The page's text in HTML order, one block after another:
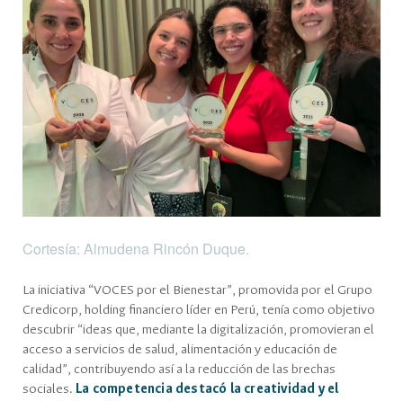
Cortesía: Almudena Rincón Duque.
La iniciativa “VOCES por el Bienestar”, promovida por el Grupo
Credicorp, holding financiero líder en Perú, tenía como objetivo
descubrir “ideas que, mediante la digitalización, promovieran el
acceso a servicios de salud, alimentación y educación de
calidad”, contribuyendo así a la reducción de las brechas
sociales. La competencia destacó la creatividad y el